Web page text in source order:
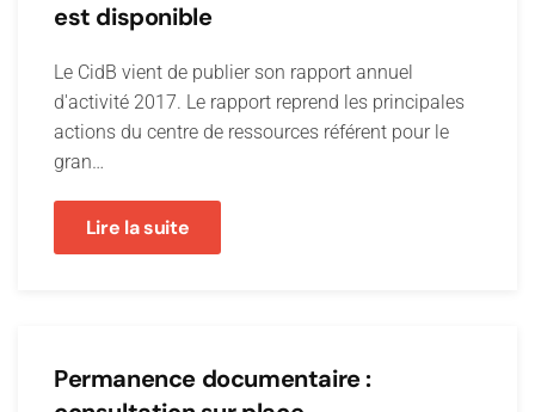
est disponible
Le CidB vient de publier son rapport annuel
d'activité 2017. Le rapport reprend les principales
actions du centre de ressources référent pour le
gran…
Lire la suite
Permanence documentaire :